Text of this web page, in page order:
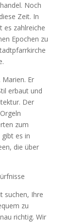
Noch
Zeit. In
es zahlreiche
Epochen zu
Er
erbaut und
Der
zum
es in
die über
suchen, Ihre
zu
richtig. Wir